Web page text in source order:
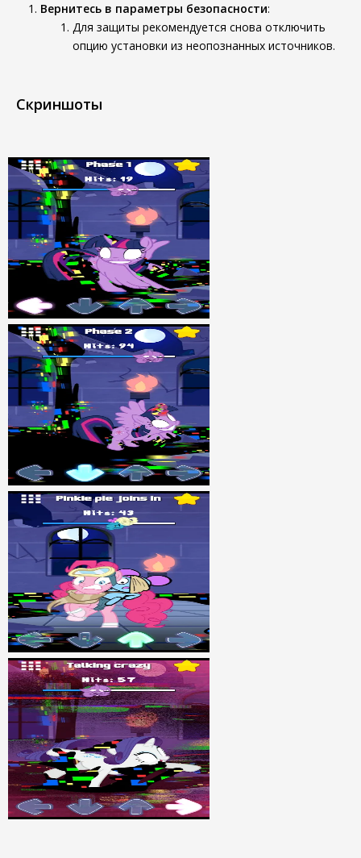
Вернитесь в параметры безопасности:
Для защиты рекомендуется снова отключить
опцию установки из неопознанных источников.
Скриншоты